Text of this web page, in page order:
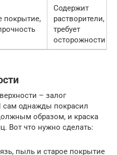
покрытие,
Содержит
растворители,
требует
осторожности
– залог
сам однажды покрасил
образом, и краска
Вот что нужно сделать:
пыль и старое покрытие